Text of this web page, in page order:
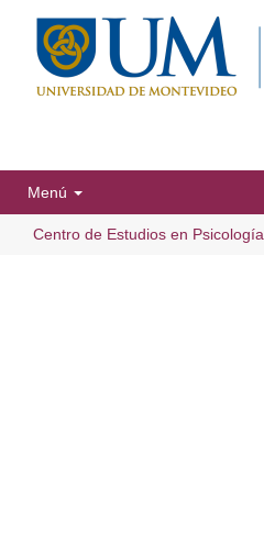
Menú
Centro de Estudios en Psicología